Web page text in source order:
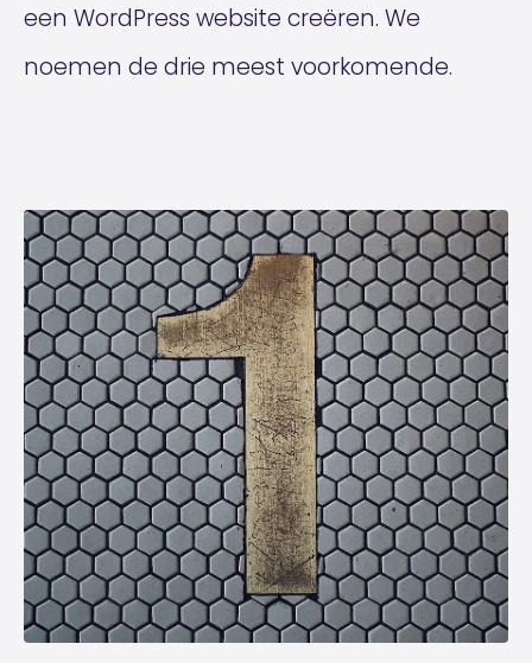
een WordPress website creëren. We
noemen de drie meest voorkomende.